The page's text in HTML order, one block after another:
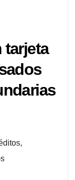
tarjeta
,